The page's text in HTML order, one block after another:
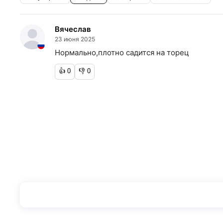
Вячеслав
23 июня 2025
Нормально,плотно садится на торец
👍 0 👎 0